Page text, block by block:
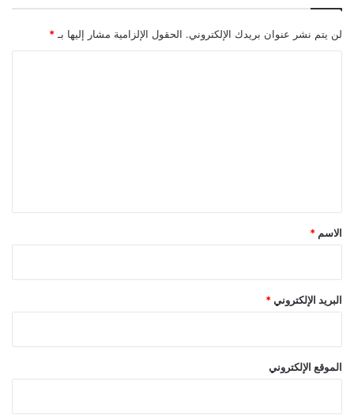
لن يتم نشر عنوان بريدك الإلكتروني. الحقول الإلزامية مشار إليها بـ *
*
الاسم *
البريد الإلكتروني *
الموقع الإلكتروني